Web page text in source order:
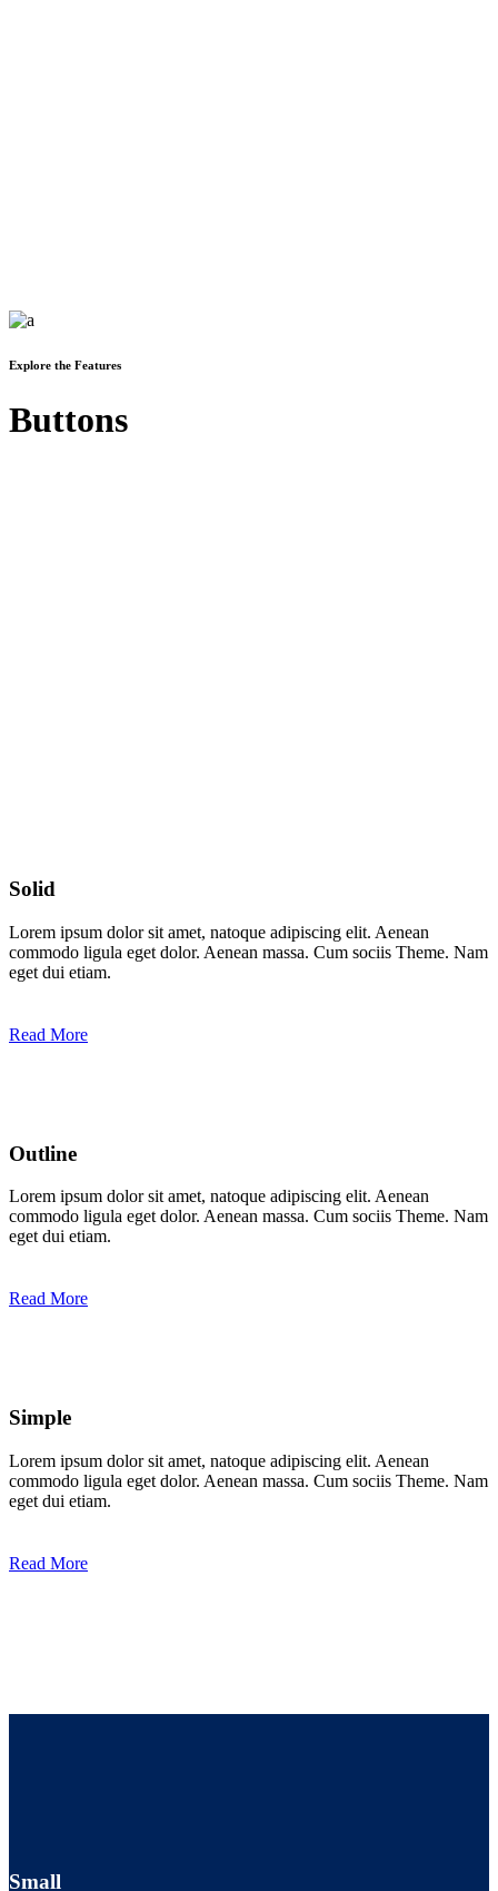
Explore the Features
Buttons
Solid
Lorem ipsum dolor sit amet, natoque adipiscing elit. Aenean
commodo ligula eget dolor. Aenean massa. Cum sociis Theme. Nam
eget dui etiam.
Read More
Outline
Lorem ipsum dolor sit amet, natoque adipiscing elit. Aenean
commodo ligula eget dolor. Aenean massa. Cum sociis Theme. Nam
eget dui etiam.
Read More
Simple
Lorem ipsum dolor sit amet, natoque adipiscing elit. Aenean
commodo ligula eget dolor. Aenean massa. Cum sociis Theme. Nam
eget dui etiam.
Read More
Small